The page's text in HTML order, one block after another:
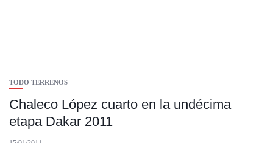
TODO TERRENOS
Chaleco López cuarto en la undécima
etapa Dakar 2011